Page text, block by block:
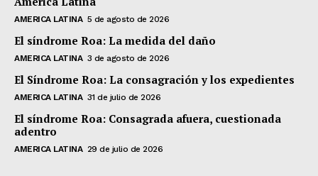
AMERICA LATINA 5 de agosto de 2026
El síndrome Roa: La medida del daño
AMERICA LATINA 3 de agosto de 2026
El Síndrome Roa: La consagración y los expedientes
AMERICA LATINA 31 de julio de 2026
El síndrome Roa: Consagrada afuera, cuestionada
adentro
AMERICA LATINA 29 de julio de 2026